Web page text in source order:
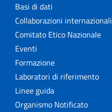
Basi di dati
Collaborazioni internazionali
Comitato Etico Nazionale
Eventi
Formazione
Laboratori di riferimento
Linee guida
Organismo Notificato